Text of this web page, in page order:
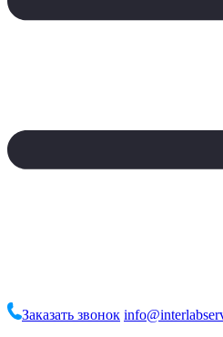
Заказать звонок